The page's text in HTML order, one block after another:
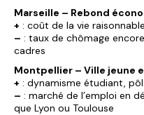
Marseille – Rebond
+ : coût de la vie
– : taux de chômage
cadres
Montpellier – Ville jeune
+ : dynamisme étudiant,
– : marché de l’emploi en
que Lyon ou Toulouse